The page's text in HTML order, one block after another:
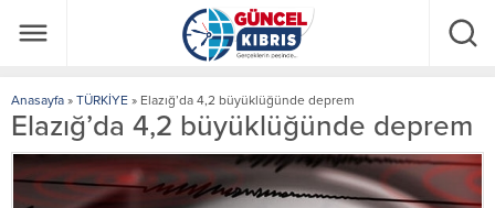
Anasayfa » TÜRKİYE » Elazığ’da 4,2 büyüklüğünde deprem
Elazığ’da 4,2 büyüklüğünde deprem